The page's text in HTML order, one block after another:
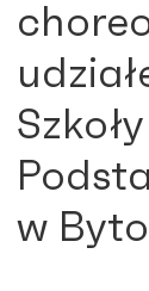
Szkoły
w